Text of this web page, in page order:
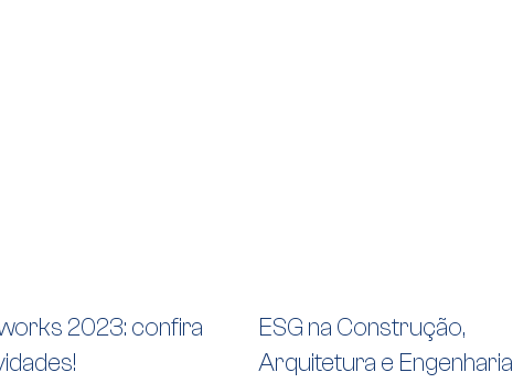
2023: confira
ESG na Construção,
Arquitetura e Engenharia